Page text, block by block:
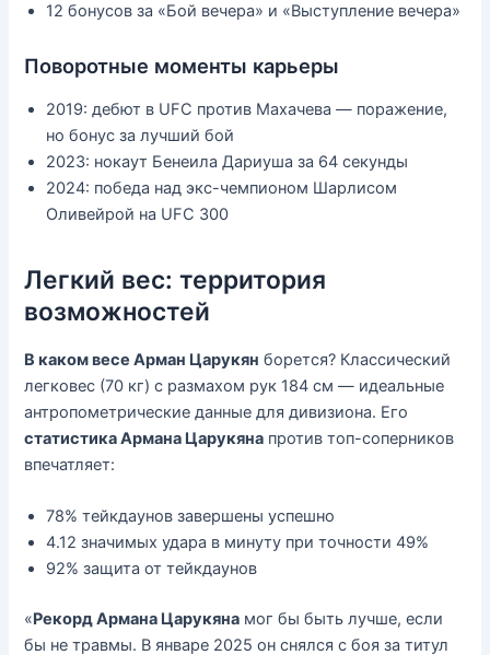
12 бонусов за «Бой вечера» и «Выступление вечера»
Поворотные моменты карьеры
2019: дебют в UFC против Махачева — поражение,
но бонус за лучший бой
2023: нокаут Бенеила Дариуша за 64 секунды
2024: победа над экс-чемпионом Шарлисом
Оливейрой на UFC 300
Легкий вес: территория
возможностей
В каком весе Арман Царукян борется? Классический
легковес (70 кг) с размахом рук 184 см — идеальные
антропометрические данные для дивизиона. Его
статистика Армана Царукяна против топ-соперников
впечатляет:
78% тейкдаунов завершены успешно
4.12 значимых удара в минуту при точности 49%
92% защита от тейкдаунов
«Рекорд Армана Царукяна мог бы быть лучше, если
бы не травмы. В январе 2025 он снялся с боя за титул